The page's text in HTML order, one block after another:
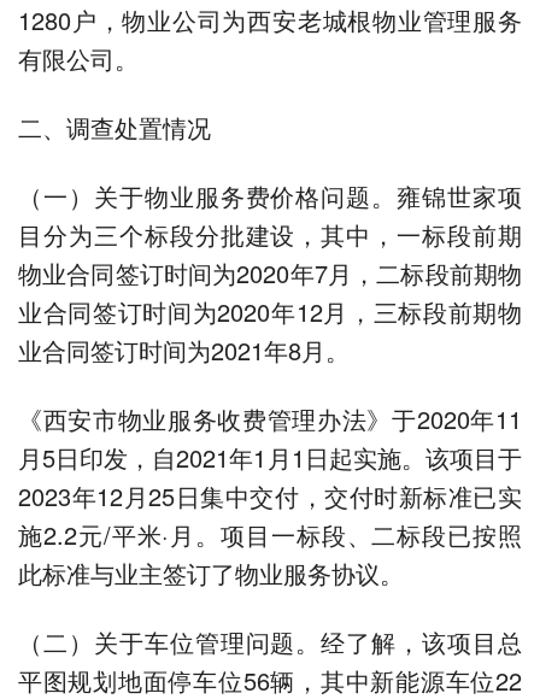
1280户，物业公司为西安老城根物业管理服务
有限公司。
二、调查处置情况
（一）关于物业服务费价格问题。雍锦世家项
目分为三个标段分批建设，其中，一标段前期
物业合同签订时间为2020年7月，二标段前期物
业合同签订时间为2020年12月，三标段前期物
业合同签订时间为2021年8月。
《西安市物业服务收费管理办法》于2020年11
月5日印发，自2021年1月1日起实施。该项目于
2023年12月25日集中交付，交付时新标准已实
施2.2元/平米·月。项目一标段、二标段已按照
此标准与业主签订了物业服务协议。
（二）关于车位管理问题。经了解，该项目总
平图规划地面停车位56辆，其中新能源车位22